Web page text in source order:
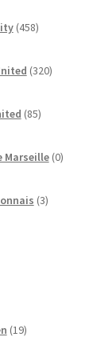
458izdelkov
320izdelkov
85izdelkov
Marseille 0
3izdelki
19izdelkov